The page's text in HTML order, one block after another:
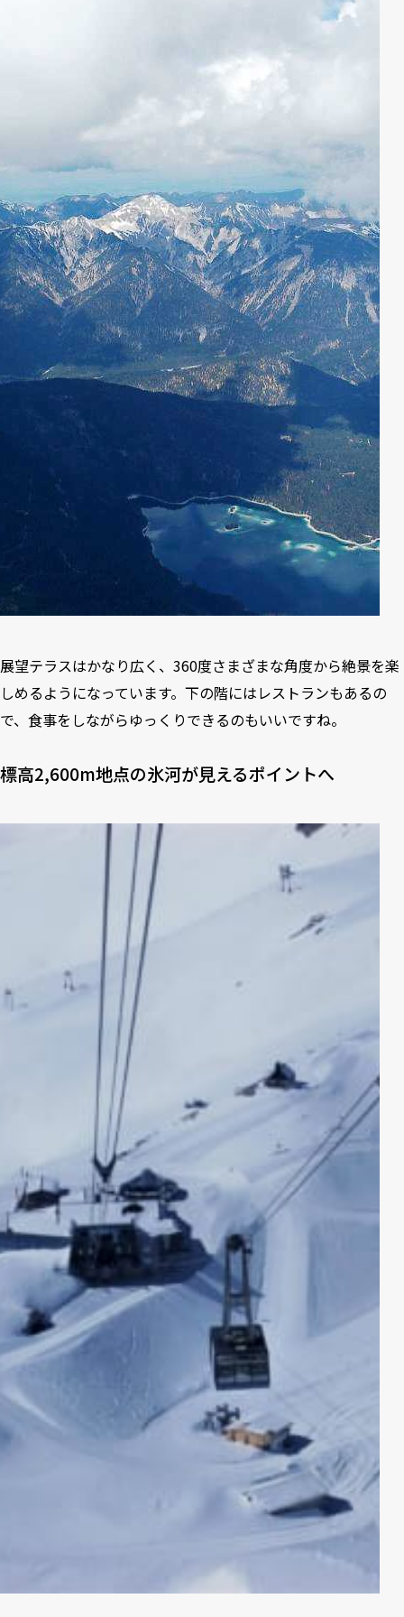
展望テラスはかなり広く、360度さまざまな角度から絶景を楽
しめるようになっています。下の階にはレストランもあるの
で、食事をしながらゆっくりできるのもいいですね。
標高2,600m地点の氷河が見えるポイントへ